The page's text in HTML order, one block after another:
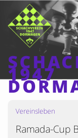
1947
Home
Beiträge
Vereinsleben
Ramada-Cup